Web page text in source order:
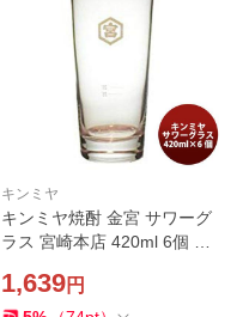
キンミヤ
キンミヤ焼酎 金宮 サワーグ
ラス 宮崎本店 420ml 6個 父
の日 お中元 夏ギフト 暑中見
1,639円